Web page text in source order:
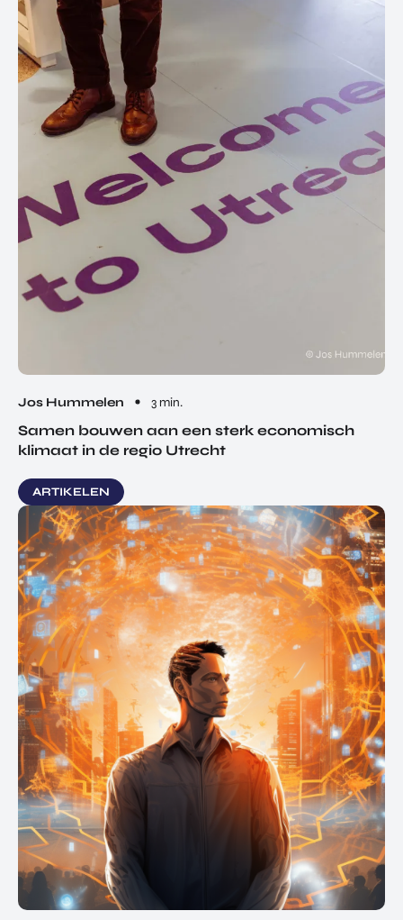
Jos Hummelen 3 min.
Samen bouwen aan een sterk economisch
klimaat in de regio Utrecht
ARTIKELEN